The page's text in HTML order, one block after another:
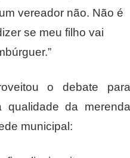
vereador não. Não é
se meu filho vai
o debate para
qualidade da merenda
municipal: